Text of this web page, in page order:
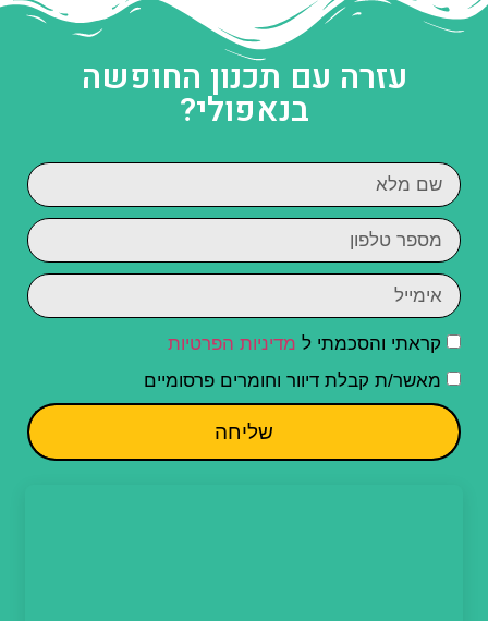
עזרה עם תכנון החופשה
בנאפולי?
קראתי והסכמתי ל מדיניות הפרטיות
מאשר/ת קבלת דיוור וחומרים פרסומיים
שליחה